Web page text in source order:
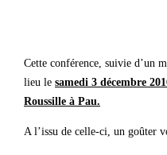
Cette conférence, suivie d’un
lieu le samedi 3 décembre
Roussille à Pau.
A l’issu de celle-ci, un goûter